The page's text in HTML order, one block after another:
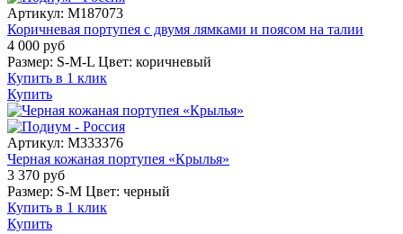
Артикул: M187073
Коричневая портупея с двумя лямками и поясом на талии
4 000 руб
Размер: S-M-L Цвет: коричневый
Купить в 1 клик
Купить
Артикул: M333376
Черная кожаная портупея «Крылья»
3 370 руб
Размер: S-M Цвет: черный
Купить в 1 клик
Купить